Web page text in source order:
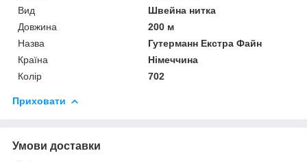
Вид
Швейна нитка
Довжина
200 м
Назва
Гутерманн Екстра Файн
Країна
Німеччина
Колір
702
Приховати
Умови доставки